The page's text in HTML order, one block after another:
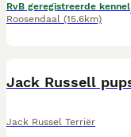
RvB geregistreerde kennel
Roosendaal (15.6km)
Jack Russell
Jack Russel Terriër